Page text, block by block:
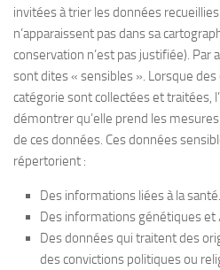
invitées à trier les données
n’apparaissent pas dans sa
conservation n’est pas justifiée). Par
sont dites « sensibles ». Lorsque
catégorie sont collectées et traitées,
démontrer qu’elle prend les
de ces données. Ces données
répertorient :
Des informations liées à la santé.
Des informations génétiques
Des données qui traitent des
des convictions politiques ou